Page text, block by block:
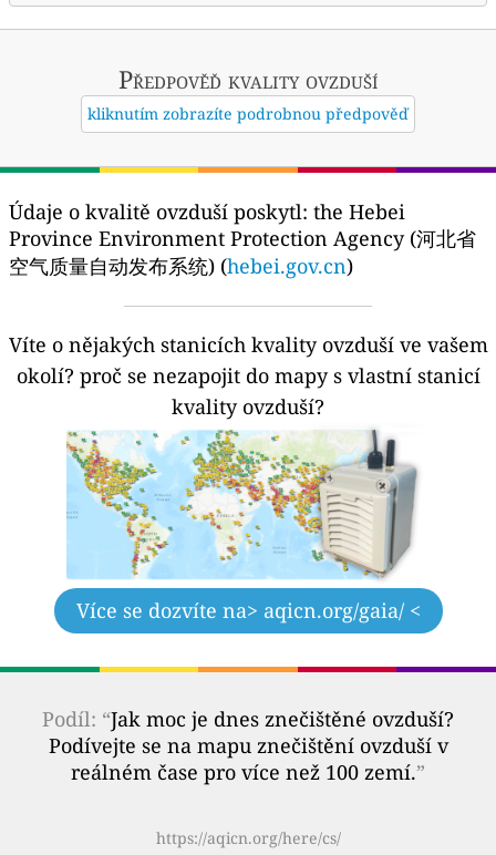
Předpověď kvality ovzduší
kliknutím zobrazíte podrobnou předpověď
Údaje o kvalitě ovzduší poskytl: the Hebei
Province Environment Protection Agency (河北省
空气质量自动发布系统) (hebei.gov.cn)
Víte o nějakých stanicích kvality ovzduší ve vašem
okolí? proč se nezapojit do mapy s vlastní stanicí
kvality ovzduší?
Více se dozvíte na> aqicn.org/gaia/ <
Podíl: “Jak moc je dnes znečištěné ovzduší?
Podívejte se na mapu znečištění ovzduší v
reálném čase pro více než 100 zemí.”
https://aqicn.org/here/cs/